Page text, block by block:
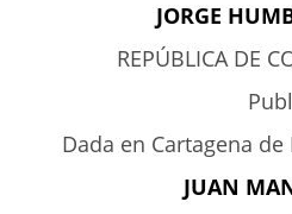
JORGE
REPÚBLICA DE
Dada en Cartagena
JUAN